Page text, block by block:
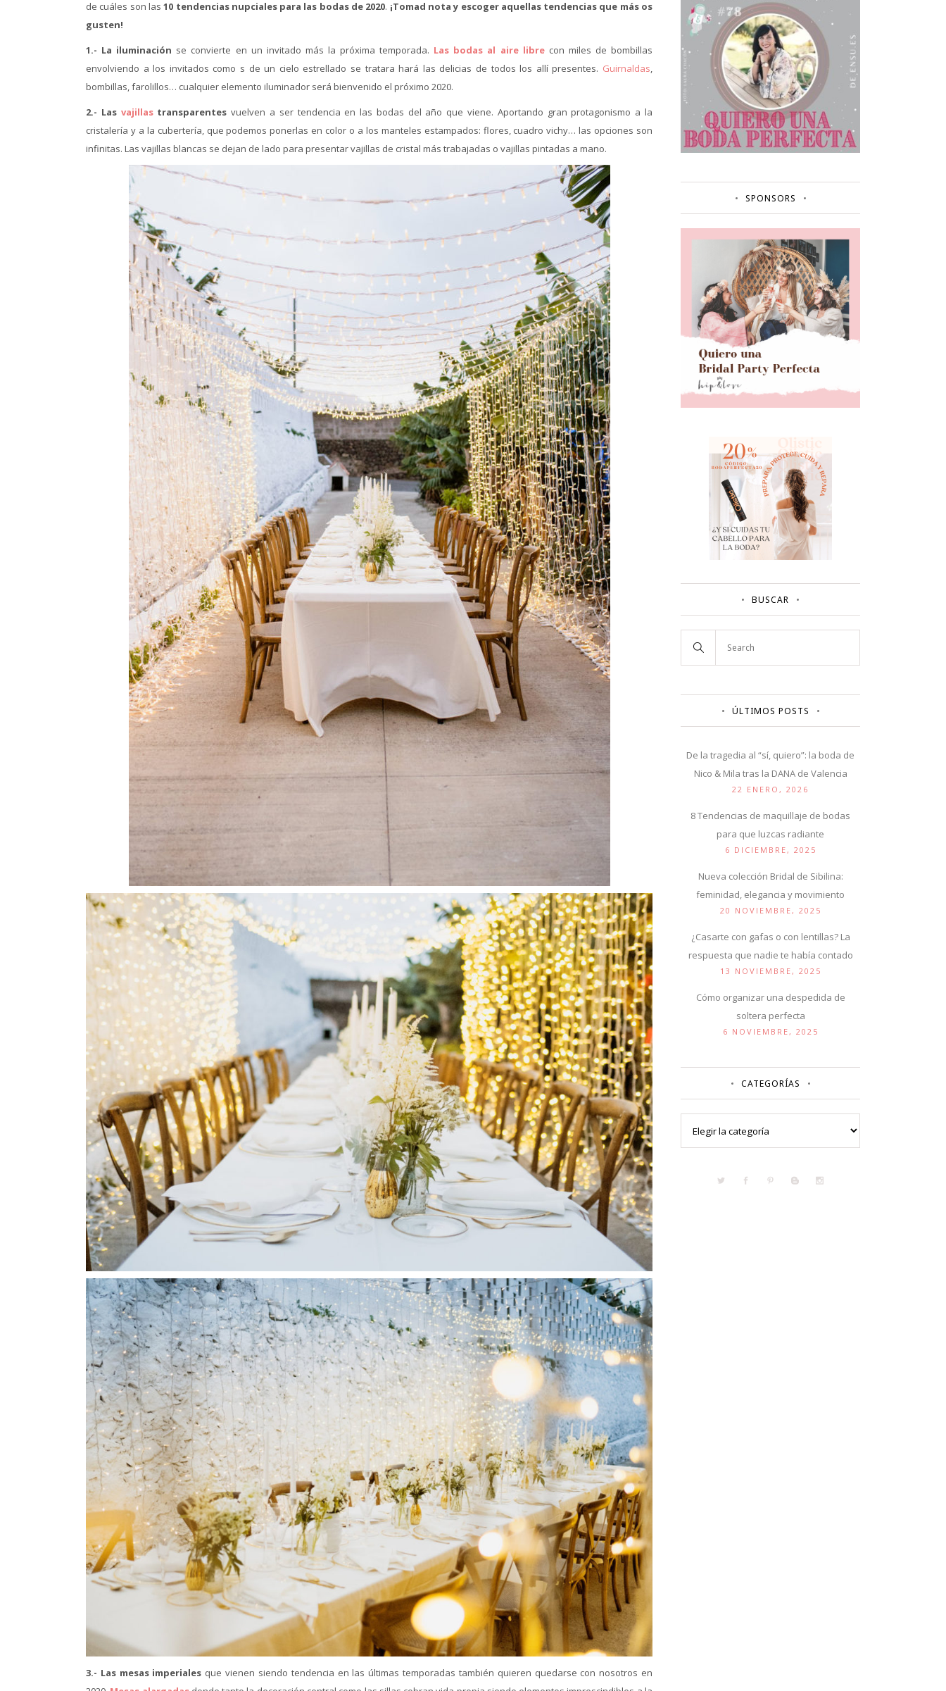
de cuáles son las10 tendencias nupciales para las bodas de 2020. ¡Tomad nota y escoger aquellas tendencias que más os
gusten!
1.- La iluminación se convierte en un invitado más la próxima temporada. Las bodas al aire librecon miles de bombillas
envolviendo a los invitados como s de un cielo estrellado se tratara hará las delicias de todos los allí presentes. Guirnaldas,
bombillas, farolillos… cualquier elemento iluminador será bienvenido el próximo 2020.
2.- Las vajillastransparentes vuelven a ser tendencia en las bodas del año que viene. Aportando gran protagonismo a la
cristalería y a la cubertería, que podemos ponerlas en color o a los manteles estampados: flores, cuadro vichy… las opciones son
infinitas. Las vajillas blancas se dejan de lado para presentar vajillas de cristal más trabajadas o vajillas pintadas a mano.
3.- Las mesas imperiales que vienen siendo tendencia en las últimas temporadas también quieren quedarse con nosotros en
SPONSORS
BUSCAR
ÚLTIMOS POSTS
De la tragedia al “sí, quiero”: la boda de
Nico & Mila tras la DANA de Valencia
22 ENERO, 2026
8 Tendencias de maquillaje de bodas
para que luzcas radiante
6 DICIEMBRE, 2025
Nueva colección Bridal de Sibilina:
feminidad, elegancia y movimiento
20 NOVIEMBRE, 2025
¿Casarte con gafas o con lentillas? La
respuesta que nadie te había contado
13 NOVIEMBRE, 2025
Cómo organizar una despedida de
soltera perfecta
6 NOVIEMBRE, 2025
CATEGORÍAS